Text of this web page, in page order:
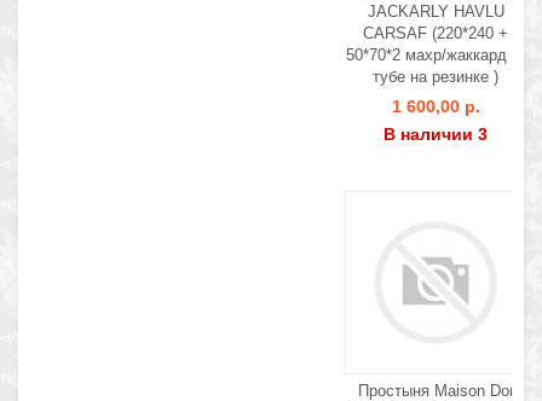
JACKARLY HAVLU
CARSAF (220*240 +
50*70*2 махр/жаккард (в
тубе на резинке )
1 600,00 р.
В наличии 3
Простыня Maison Dor